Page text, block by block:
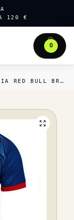
120 €
0
RED BULL BRAGANTINO